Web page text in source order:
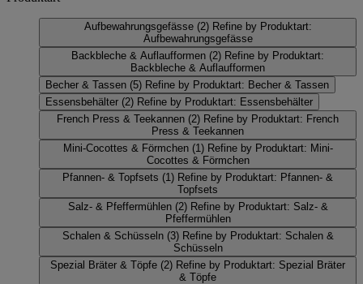
Aufbewahrungsgefässe (2) Refine by Produktart:
Aufbewahrungsgefässe
Backbleche & Auflaufformen (2) Refine by Produktart:
Backbleche & Auflaufformen
Becher & Tassen (5) Refine by Produktart: Becher & Tassen
Essensbehälter (2) Refine by Produktart: Essensbehälter
French Press & Teekannen (2) Refine by Produktart: French
Press & Teekannen
Mini-Cocottes & Förmchen (1) Refine by Produktart: Mini-
Cocottes & Förmchen
Pfannen- & Topfsets (1) Refine by Produktart: Pfannen- &
Topfsets
Salz- & Pfeffermühlen (2) Refine by Produktart: Salz- &
Pfeffermühlen
Schalen & Schüsseln (3) Refine by Produktart: Schalen &
Schüsseln
Spezial Bräter & Töpfe (2) Refine by Produktart: Spezial Bräter
& Töpfe